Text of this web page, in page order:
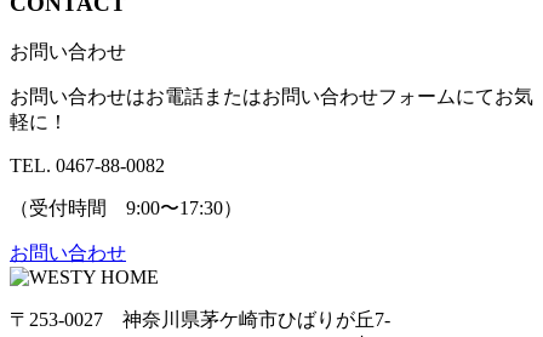
お問い合わせ
お問い合わせはお電話またはお問い合わせフォームにてお気
軽に！
TEL. 0467-88-0082
（受付時間 9:00〜17:30）
お問い合わせ
〒253-0027 神奈川県茅ケ崎市ひばりが丘7-